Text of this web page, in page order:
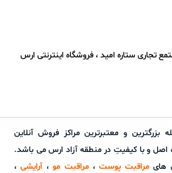
تجاری ستاره امید ، فروشگاه اینترنتی ارس
بزرگترین و معتبرترین مراکز فروش آنلاین
و با کیفیتِ در منطقه آزاد ارس می باشد.
هایمراقبت پوست،مراقبت مو،آرایشی،